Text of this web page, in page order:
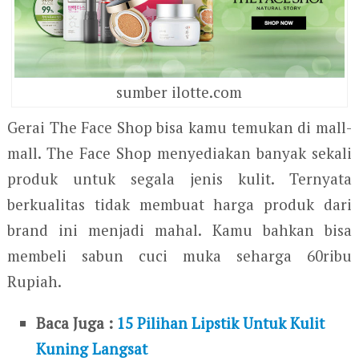
sumber ilotte.com
Gerai The Face Shop bisa kamu temukan di mall-
mall. The Face Shop menyediakan banyak sekali
produk untuk segala jenis kulit. Ternyata
berkualitas tidak membuat harga produk dari
brand ini menjadi mahal. Kamu bahkan bisa
membeli sabun cuci muka seharga 60ribu
Rupiah.
Baca Juga : 15 Pilihan Lipstik Untuk Kulit
Kuning Langsat